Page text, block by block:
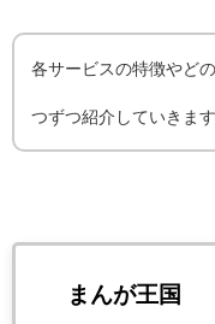
各サービスの特徴やど
つずつ紹介していきます
まんが王国